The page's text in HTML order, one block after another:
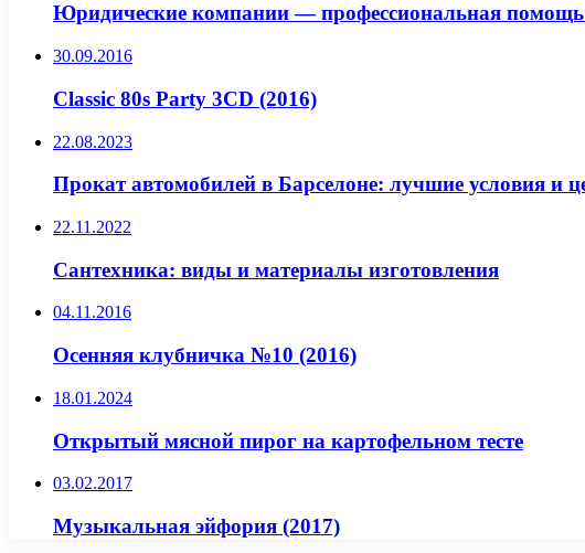
Юридические компании — профессиональная
30.09.2016
Classic 80s Party 3CD (2016)
22.08.2023
Прокат автомобилей в Барселоне: лучшие условия и
22.11.2022
Сантехника: виды и материалы изготовления
04.11.2016
Осенняя клубничка №10 (2016)
18.01.2024
Открытый мясной пирог на картофельном тесте
03.02.2017
Музыкальная эйфория (2017)